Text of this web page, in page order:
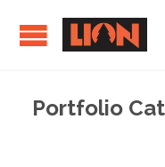
Portfolio